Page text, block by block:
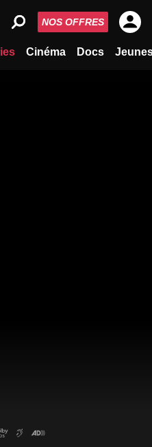
Cinéma Docs
NOS OFFRES